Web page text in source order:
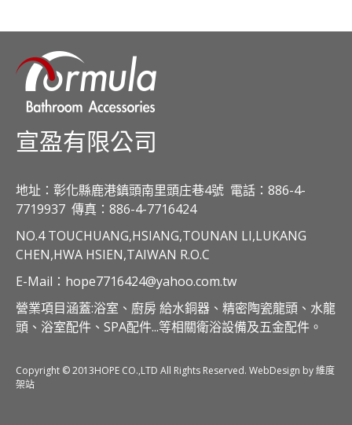
宣盈有限公司
地址：彰化縣鹿港鎮頭南里頭庄巷4號 電話：886-4-
7719937 傳真：886-4-7716424
NO.4 TOUCHUANG,HSIANG,TOUNAN LI,LUKANG
CHEN,HWA HSIEN,TAIWAN R.O.C
E-Mail：hope7716424@yahoo.com.tw
營業項目涵蓋:浴室、廚房 給水銅器、精密陶瓷龍頭、水龍
頭、浴室配件、SPA配件...等相關衛浴設備及五金配件。
Copyright © 2013HOPE CO.,LTD All Rights Reserved. WebDesign by 維度
架站